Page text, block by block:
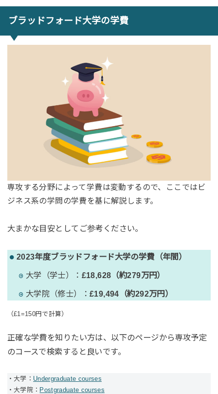
ブラッドフォード大学の学費
専攻する分野によって学費は変動するので、ここではビ
ジネス系の学問の学費を基に解説します。
大まかな目安としてご参考ください。
2023年度ブラッドフォード大学の学費（年間）
大学（学士）： £18,628（約279万円）
大学院（修士）： £19,494（約292万円）
（£1=150円で計算）
正確な学費を知りたい方は、以下のページから専攻予定
のコースで検索すると良いです。
・大学： Undergraduate courses
・大学院： Postgraduate courses